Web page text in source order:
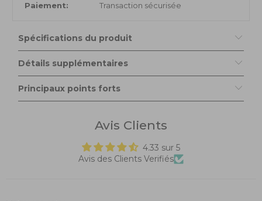
Paiement:
Transaction sécurisée
Spécifications du produit
Détails supplémentaires
Principaux points forts
Avis Clients
4.33 sur 5
Avis des Clients Verifiés